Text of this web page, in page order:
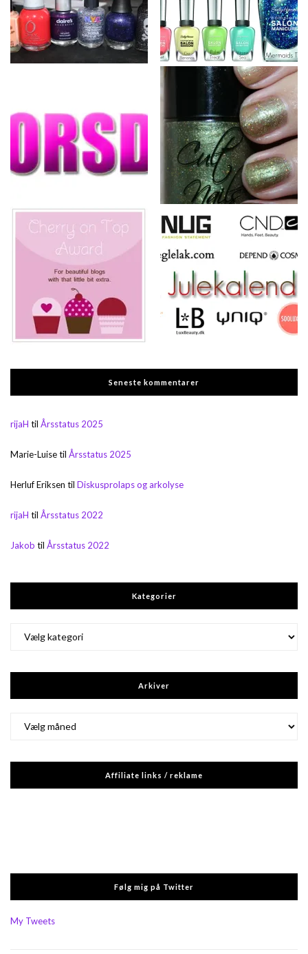
Seneste kommentarer
rijaH til Årsstatus 2025
Marie-Luisetil Årsstatus 2025
Herluf Eriksen til Diskusprolaps og arkolyse
rijaH til Årsstatus 2022
Jakob til Årsstatus 2022
Kategorier
Arkiver
Affiliate links / reklame
Følg mig på Twitter
My Tweets